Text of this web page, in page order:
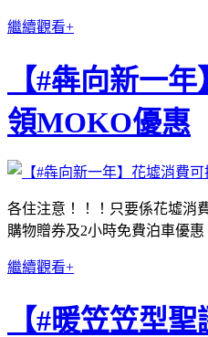
繼續觀看+
【#犇向新一
領MOKO優惠
各住注意！！！只要係花墟消
購物贈券及2小時免費泊車優惠
繼續觀看+
【#暖笠笠型